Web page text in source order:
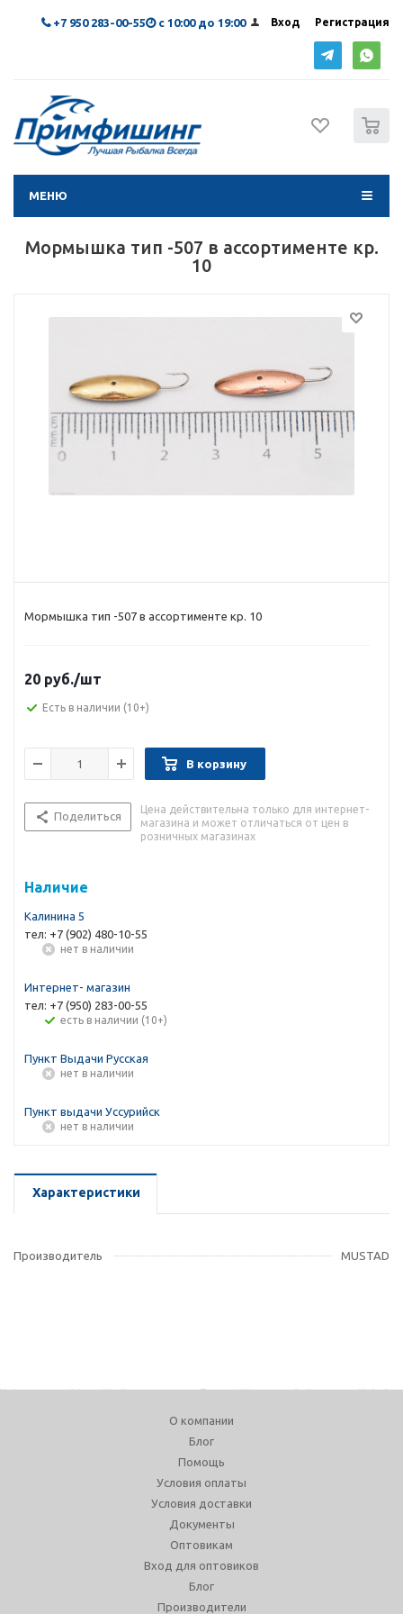
Вход Регистрация
+7 950 283-00-55 с 10:00 до 19:00
МЕНЮ
Мормышка тип -507 в ассортименте кр.
10
Мормышка тип -507 в ассортименте кр. 10
20 руб./шт
Есть в наличии (10+)
В корзину
Поделиться
Цена действительна только для интернет-
магазина и может отличаться от цен в
розничных магазинах
Наличие
Калинина 5
тел: +7 (902) 480-10-55
Нет в наличии
Интернет- магазин
тел: +7 (950) 283-00-55
Есть в наличии (10+)
Пункт Выдачи Русская
Нет в наличии
Пункт выдачи Уссурийск
Нет в наличии
Характеристики
Производитель MUSTAD
О компании
Блог
Помощь
Условия оплаты
Условия доставки
Документы
Оптовикам
Вход для оптовиков
Блог
Производители